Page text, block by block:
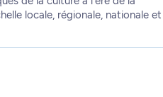
locale, régionale, nationale et